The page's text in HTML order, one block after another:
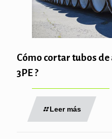
Cómo cortar tubos
3PE ?
Leer más